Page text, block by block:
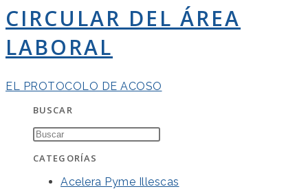
CIRCULAR DEL ÁREA
LABORAL
EL PROTOCOLO DE ACOSO
BUSCAR
CATEGORÍAS
Acelera Pyme Illescas